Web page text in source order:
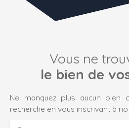
Vous ne
le bien de
Ne manquez plus aucun bien
recherche en vous inscrivant à